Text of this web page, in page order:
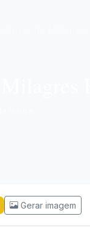
Gerar imagem